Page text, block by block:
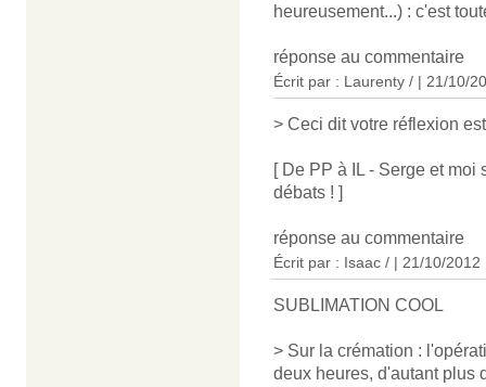
heureusement...) : c'est
réponse au commentaire
Écrit par : Laurenty / | 21/10/
> Ceci dit votre réflexion
[ De PP à IL - Serge et
débats ! ]
réponse au commentaire
Écrit par : Isaac / | 21/10/2012
SUBLIMATION COOL
> Sur la crémation :
deux heures, d'autant plus